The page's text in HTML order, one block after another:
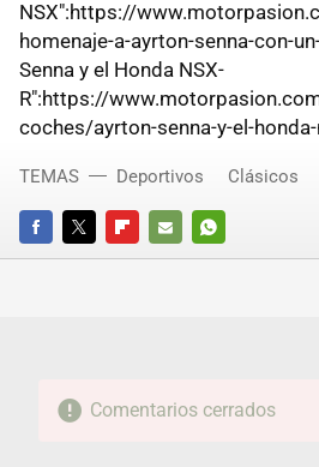
NSX":https://
homenaje-a-ayrton-senna-con-
Senna y el Honda NSX-
R":https://
coches/ayrton-senna-y-el-
FACEBOOKTWITTERFLIPBOARD
E-
WHATSAPP
TEMAS Deportivos Clásicos
Comentarios cerrados